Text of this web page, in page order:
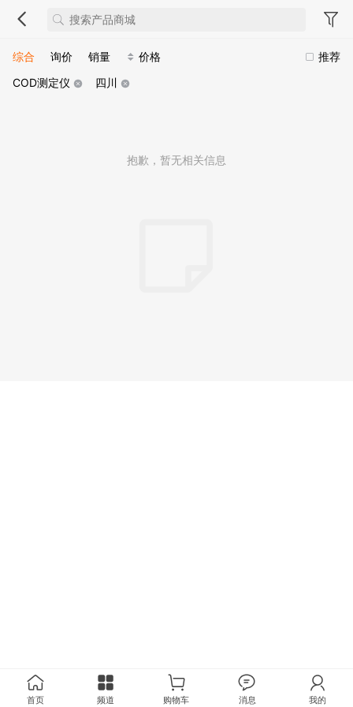
推荐
综合 询价 销量
价格
COD测定仪
四川
抱歉，暂无相关信息
首页 频道 购物车 消息 我的